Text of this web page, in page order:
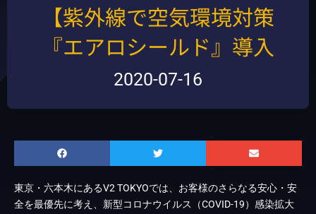
【紫外線で空気環境対策
『エアロシールド』導入
2020-07-16
東京・六本木にあるV2 TOKYOでは、お客様のさらなる安心・安
全を最優先に考え、新型コロナウイルス（COVID-19）感染拡大